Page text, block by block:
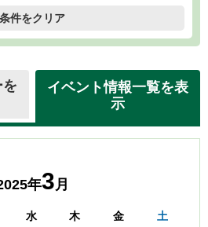
条件をクリア
イベント情報一覧を表
示
年3月
水 木 金
土